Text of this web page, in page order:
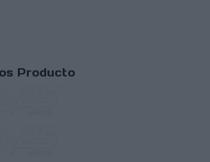
Producto